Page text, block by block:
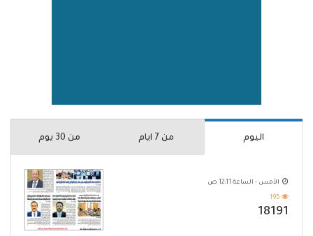
اليوم من 7 ايام من 30 يوم
الأمس - الساعة 12:11 ص
195
18191